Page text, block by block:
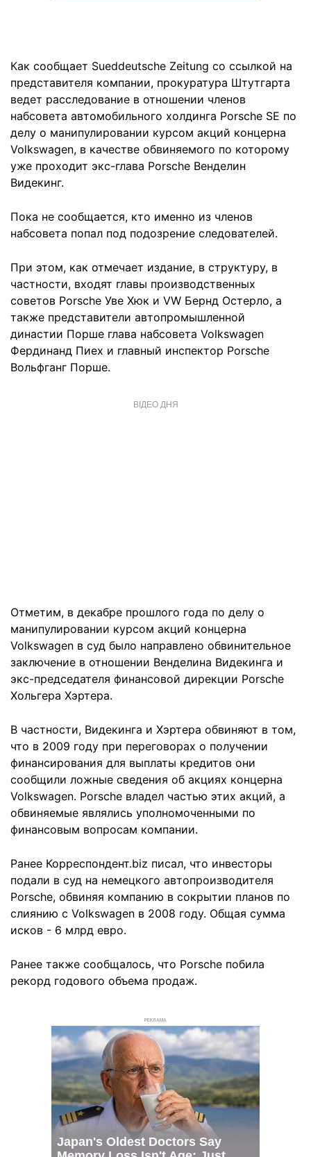
Как сообщает Sueddeutsche Zeitung со ссылкой на
представителя компании, прокуратура Штутгарта
ведет расследование в отношении членов
набсовета автомобильного холдинга Porsche SE по
делу о манипулировании курсом акций концерна
Volkswagen, в качестве обвиняемого по которому
уже проходит экс-глава Porsche Венделин
Видекинг.
Пока не сообщается, кто именно из членов
набсовета попал под подозрение следователей.
При этом, как отмечает издание, в структуру, в
частности, входят главы производственных
советов Porsche Уве Хюк и VW Бернд Остерло, а
также представители автопромышленной
династии Порше глава набсовета Volkswagen
Фердинанд Пиех и главный инспектор Porsche
Вольфганг Порше.
ВІДЕО ДНЯ
Отметим, в декабре прошлого года по делу о
манипулировании курсом акций концерна
Volkswagen в суд было направлено обвинительное
заключение в отношении Венделина Видекинга и
экс-председателя финансовой дирекции Porsche
Хольгера Хэртера.
В частности, Видекинга и Хэртера обвиняют в том,
что в 2009 году при переговорах о получении
финансирования для выплаты кредитов они
сообщили ложные сведения об акциях концерна
Volkswagen. Porsche владел частью этих акций, а
обвиняемые являлись уполномоченными по
финансовым вопросам компании.
Ранее Корреспондент.biz писал, что инвесторы
подали в суд на немецкого автопроизводителя
Porsche, обвиняя компанию в сокрытии планов по
слиянию с Volkswagen в 2008 году. Общая сумма
исков - 6 млрд евро.
Ранее также сообщалось, что Porsche побила
рекорд годового объема продаж.
РЕКЛАМА